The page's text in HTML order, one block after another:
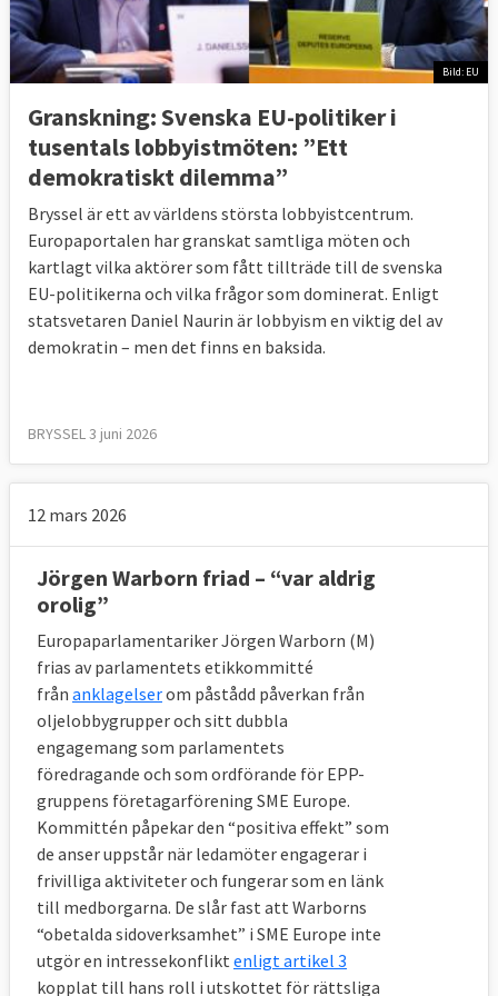
forskningsnätverk, att frivilligorganisationer
och representanter för civilsamhället ofta är
mer framgångsrika lobbyister än
företagsrepresentanter.
Andra studier har visat att obalansen mellan
kommersiella och ideella krafter är olika
inom olika intresseområden. Tydligast är
den inom finanssektorn. Enligt rapporten
”The fire of the financial lobby”spenderar
finansindustrin över 120 miljoner euro per år
på lobbying i Bryssel och anställer fler än 1
civilsamhällets organisationer lägger på att
lobba i finansfrågor inom EU.
5. Vad anser Europaparlamentet om
Att bara parlamentariker med mest
inflytande över lagstiftning ska uppge sina
kontakter med lobbyister.
Parlamentet har 2019 infört regler som
kräver att de parlamentariker som är mest
involverade i framtagandet av nya regler ska
offentliggöra sina kontakter med lobbyister.
I övrigt har parlamentets position hittills
varit att det inte är möjligt att begränsa
parlamentarikerna till att bara få träffa
representanter för intressen som finns
listade i öppenhetsregistret eftersom det
skulle strida mot parlamentarikernas
Bild: EU
Granskning: Svenska EU-politiker i
tusentals lobbyistmöten: ”Ett
demokratiskt dilemma”
Bryssel är ett av världens största lobbyistcentrum.
Europaportalen har granskat samtliga möten och
kartlagt vilka aktörer som fått tillträde till de svenska
EU-politikerna och vilka frågor som dominerat. Enligt
statsvetaren Daniel Naurin är lobbyism en viktig del av
demokratin – men det finns en baksida.
BRYSSEL 3 juni 2026
12 mars 2026
Jörgen Warborn friad – “var aldrig
orolig”
Europaparlamentariker Jörgen Warborn (M)
frias av parlamentets etikkommitté
från anklagelserom påstådd påverkan från
oljelobbygrupper och sitt dubbla
engagemang som parlamentets
föredragande och som ordförande för EPP-
gruppens företagarförening SME Europe.
Kommittén påpekar den “positiva effekt” som
de anser uppstår när ledamöter engagerar i
frivilliga aktiviteter och fungerar som en länk
till medborgarna. De slår fast att Warborns
“obetalda sidoverksamhet” i SME Europe inte
utgör en intressekonflikt enligt artikel 3
kopplat till hans roll i utskottet för rättsliga